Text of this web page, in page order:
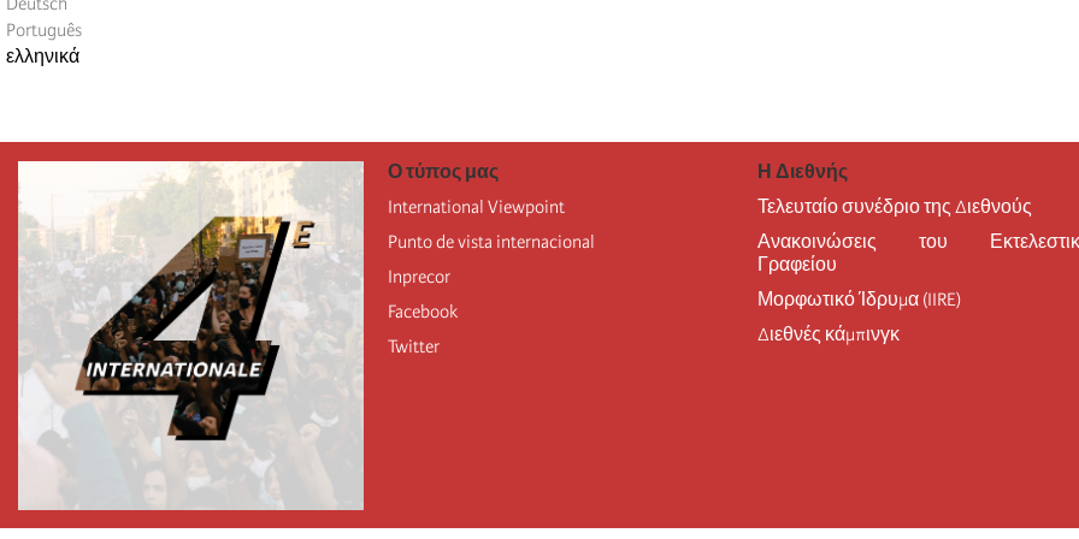
Português
ελληνικά
Ο τύπος μας
International Viewpoint
Punto de vista internacional
Inprecor
Facebook
Twitter
Η Διεθνής
Τελευταίο συνέδριο της Διεθνούς
Ανακοινώσεις του
Γραφείου
Μορφωτικό Ίδρυμα (IIRE)
Διεθνές κάμπινγκ